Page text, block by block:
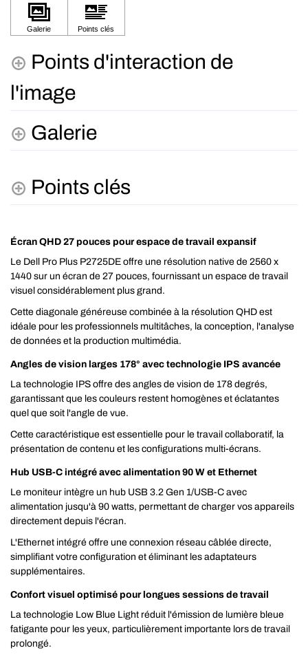
Points d'interaction de
l'image
Galerie
Points clés
Écran QHD 27 pouces pour espace de travail expansif
Le Dell Pro Plus P2725DE offre une résolution native de 2560 x
1440 sur un écran de 27 pouces, fournissant un espace de travail
visuel considérablement plus grand.
Cette diagonale généreuse combinée à la résolution QHD est
idéale pour les professionnels multitâches, la conception, l'analyse
de données et la production multimédia.
Angles de vision larges 178° avec technologie IPS avancée
La technologie IPS offre des angles de vision de 178 degrés,
garantissant que les couleurs restent homogènes et éclatantes
quel que soit l'angle de vue.
Cette caractéristique est essentielle pour le travail collaboratif, la
présentation de contenu et les configurations multi-écrans.
Hub USB-C intégré avec alimentation 90 W et Ethernet
Le moniteur intègre un hub USB 3.2 Gen 1/USB-C avec
alimentation jusqu'à 90 watts, permettant de charger vos appareils
directement depuis l'écran.
L'Ethernet intégré offre une connexion réseau câblée directe,
simplifiant votre configuration et éliminant les adaptateurs
supplémentaires.
Confort visuel optimisé pour longues sessions de travail
La technologie Low Blue Light réduit l'émission de lumière bleue
fatigante pour les yeux, particulièrement importante lors de travail
prolongé.